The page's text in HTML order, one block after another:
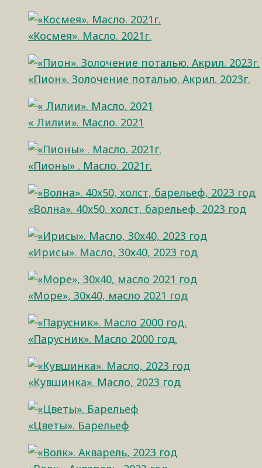
«Космея». Масло. 2021г.
«Пион». Золочение поталью. Акрил. 2023г.
« Лилии». Масло. 2021
«Пионы» . Масло. 2021г.
«Волна». 40х50, холст, барельеф, 2023 год
«Ирисы». Масло, 30х40, 2023 год
«Море», 30х40, масло 2021 год
«Парусник». Масло 2000 год.
«Кувшинка». Масло, 2023 год
«Цветы». Барельеф